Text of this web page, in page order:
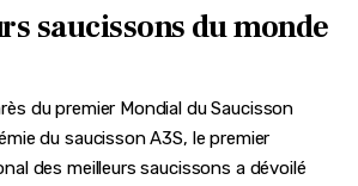
saucissons du monde
du premier Mondial du Saucisson
du saucisson A3S, le premier
des meilleurs saucissons a dévoilé